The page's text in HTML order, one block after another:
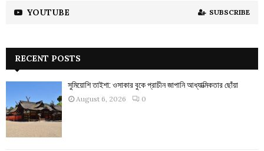
YOUTUBE SUBSCRIBE
RECENT POSTS
সুমিয়োশি তাইশা: ওসাকার বুকে প্রাচীন জাপানি আধ্যাত্মিকতার ছোঁয়া
August 6, 2026 0